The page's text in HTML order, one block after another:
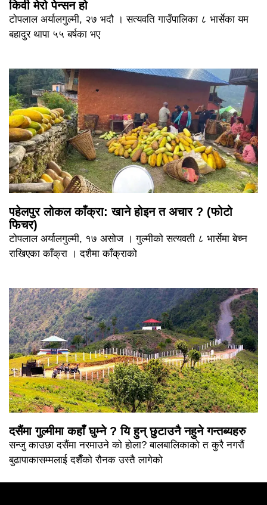
किवी मेरो पेन्सन हो
टोपलाल अर्यालगुल्मी, २७ भदौ । सत्यवति गाउँपालिका ८ भार्सेका यम
बहादुर थापा ५५ बर्षका भए
पहेलपुर लोकल काँक्रा: खाने होइन त अचार ? (फोटो
फिचर)
टोपलाल अर्यालगुल्मी, १७ असोज । गुल्मीको सत्यवती ८ भार्सेमा बेच्न
राखिएका काँक्रा । दशैमा काँक्राको
दसैंमा गुल्मीमा कहाँ घुम्ने ? यि हुन् छुटाउनै नहुने गन्तब्यहरु
सन्जु काउछा दसैंमा नरमाउने को होला? बालबालिकाको त कुरै नगरौं
बुढापाकासम्मलाई दशैँको रौनक उस्तै लागेको